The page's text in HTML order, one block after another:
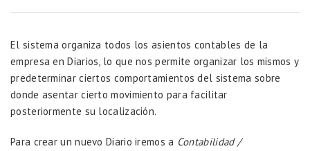
El sistema organiza todos los asientos contables de la
empresa en Diarios, lo que nos permite organizar los mismos y
predeterminar ciertos comportamientos del sistema sobre
donde asentar cierto movimiento para facilitar
posteriormente su localización.
Para crear un nuevo Diario iremos a Contabilidad /